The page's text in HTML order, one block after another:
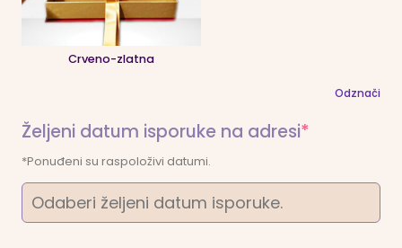
Crveno-zlatna
Odznači
Željeni datum isporuke na adresi*
*Ponuđeni su raspoloživi datumi.